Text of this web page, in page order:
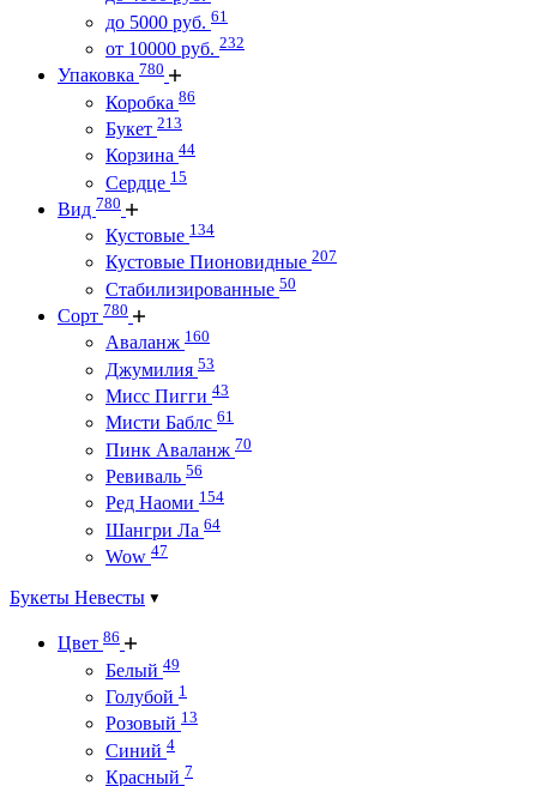
до 5000 руб. 61
от 10000 руб. 232
Упаковка 780
Коробка 86
Букет 213
Корзина 44
Сердце 15
Вид 780
Кустовые 134
Кустовые Пионовидные 207
Стабилизированные 50
Сорт 780
Аваланж 160
Джумилия 53
Мисс Пигги 43
Мисти Баблс 61
Пинк Аваланж 70
Ревиваль 56
Ред Наоми 154
Шангри Ла 64
Wow 47
Букеты Невесты
Цвет 86
Белый 49
Голубой 1
Розовый 13
Синий 4
Красный 7